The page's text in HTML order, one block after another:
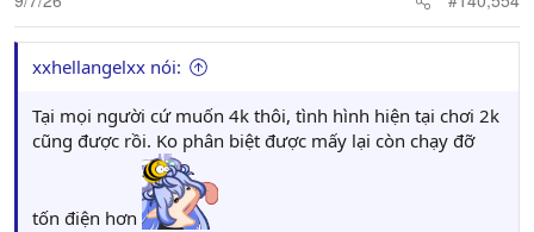
xxhellangelxx nói:
Tại mọi người cứ muốn 4k thôi, tình hình hiện tại chơi 2k
cũng được rồi. Ko phân biệt được mấy lại còn chạy đỡ
tốn điện hơn